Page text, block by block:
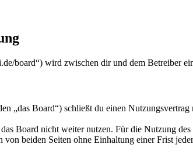
wird zwischen dir und dem Betreiber
Board“) schließt du einen
Board nicht weiter nutzen. Für die Nutzung
beiden Seiten ohne Einhaltung einer Frist